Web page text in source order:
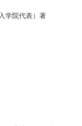
学院代表）著